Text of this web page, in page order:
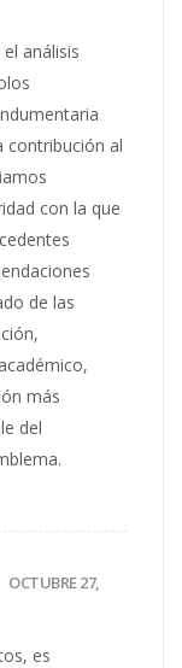
análisis
contribución al
con la que
de las
más
del
OCTUBRE 27,
es